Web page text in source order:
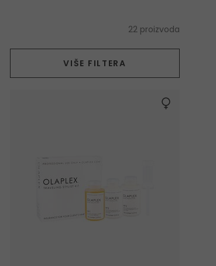
22 proizvoda
Vrsta proizvodaVIŠE FILTERA